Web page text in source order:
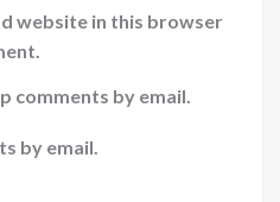
website in this browser
by email.
by email.